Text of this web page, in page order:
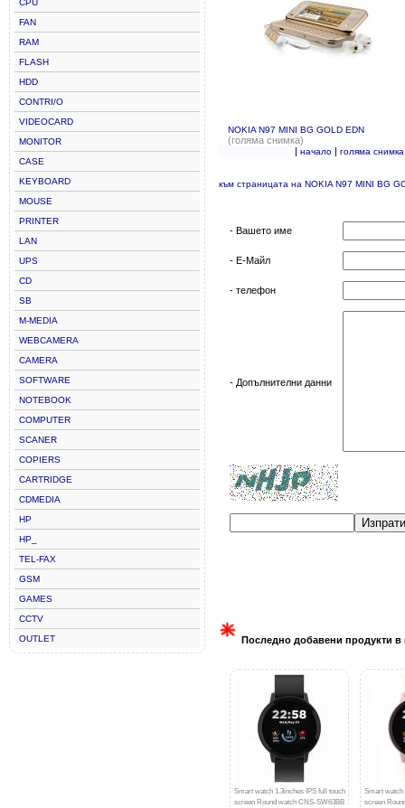
FAN
RAM
FLASH
HDD
CONTRI/O
VIDEOCARD
MONITOR
CASE
KEYBOARD
MOUSE
PRINTER
LAN
UPS
CD
SB
M-MEDIA
WEBCAMERA
CAMERA
SOFTWARE
NOTEBOOK
COMPUTER
SCANER
COPIERS
CARTRIDGE
CDMEDIA
HP
HP_
TEL-FAX
GSM
GAMES
CCTV
OUTLET
NOKIA N97 MINI BG GOLD EDN
(голяма снимка)
| начало| голяма снимка
към страницата на NOKIA N97 MINI BG
- Вашето име
- Е-Майл
- телефон
- Допълнителни данни
Изпрати
Последно добавени продукти в
Smart watch 1.3inches IPS full touch
screen Round watch CNS-SW63BB
Smart watch
screen